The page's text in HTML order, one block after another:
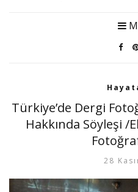
Türkiye’de Dergi
Hakkında Söyleşi /
28